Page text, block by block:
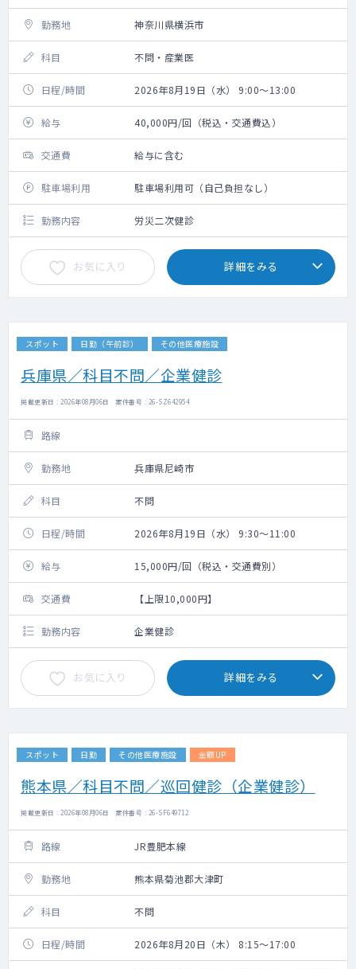
勤務地 神奈川県横浜市
科目 不問・産業医
日程/時間 2026年8月19日（水） 9:00～13:00
給与 40,000円/回（税込・交通費込）
交通費 給与に含む
駐車場利用 駐車場利用可（自己負担なし）
勤務内容 労災二次健診
お気に入り 詳細をみる
スポット 日勤（午前診） その他医療施設
兵庫県／科目不問／企業健診
掲載更新日 : 2026年08月06日 案件番号 : 26-SZ642954
路線
勤務地 兵庫県尼崎市
科目 不問
日程/時間 2026年8月19日（水） 9:30～11:00
給与 15,000円/回（税込・交通費別）
交通費 【上限10,000円】
勤務内容 企業健診
お気に入り 詳細をみる
スポット 日勤 その他医療施設 金額UP
熊本県／科目不問／巡回健診（企業健診）
掲載更新日 : 2026年08月06日 案件番号 : 26-SF649712
路線 JR豊肥本線
勤務地 熊本県菊池郡大津町
科目 不問
日程/時間 2026年8月20日（木） 8:15～17:00